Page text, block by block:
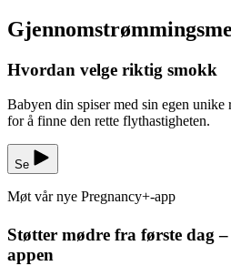
Hvordan velge riktig smokk
Babyen din spiser med sin egen unike
for å finne den rette flythastigheten.
Se
Møt vår nye Pregnancy+-app
Støtter mødre fra første dag
appen